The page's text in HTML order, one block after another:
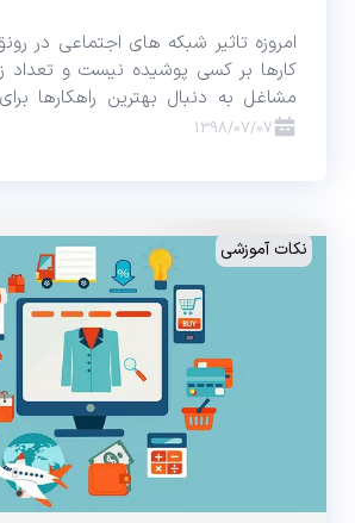
امروزه تاثیر شبکه های اجتماعی در
کارها بر کسی پوشیده نیست و تعداد
مشاغل به دنبال بهترین راهکارها
سوشال مدیاها هستند.
1398/07/07
نکات آموزشی